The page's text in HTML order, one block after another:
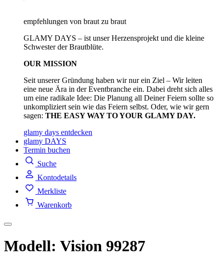
empfehlungen von braut zu braut
GLAMY DAYS – ist unser Herzensprojekt und die kleine
Schwester der Brautblüte.
OUR MISSION
Seit unserer Gründung haben wir nur ein Ziel – Wir leiten
eine neue Ära in der Eventbranche ein. Dabei dreht sich alles
um eine radikale Idee: Die Planung all Deiner Feiern sollte so
unkompliziert sein wie das Feiern selbst. Oder, wie wir gern
sagen: THE EASY WAY TO YOUR GLAMY DAY.
glamy days entdecken
glamy DAYS
Termin buchen
Suche
Kontodetails
Merkliste
Warenkorb
Modell: Vision 99287